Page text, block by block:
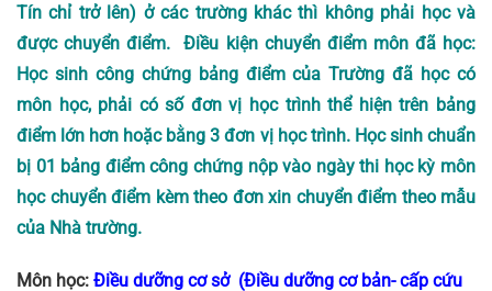
Tín chỉ trở lên) ở các trường khác thì không phải học và
được chuyển điểm. Điều kiện chuyển điểm môn đã học:
Học sinh công chứng bảng điểm của Trường đã học có
môn học, phải có số đơn vị học trình thể hiện trên bảng
điểm lớn hơn hoặc bằng 3 đơn vị học trình. Học sinh chuẩn
bị 01 bảng điểm công chứng nộp vào ngày thi học kỳ môn
học chuyển điểm kèm theo đơn xin chuyển điểm theo mẫu
của Nhà trường.
Môn học: Điều dưỡng cơ sở (Điều dưỡng cơ bản- cấp cứu